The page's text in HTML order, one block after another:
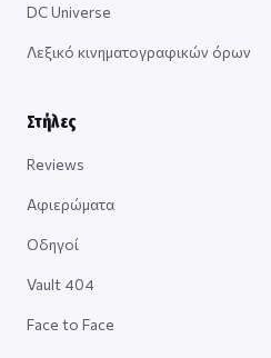
DC Universe
Λεξικό κινηματογραφικών όρων
Στήλες
Reviews
Αφιερώματα
Οδηγοί
Vault 404
Face to Face